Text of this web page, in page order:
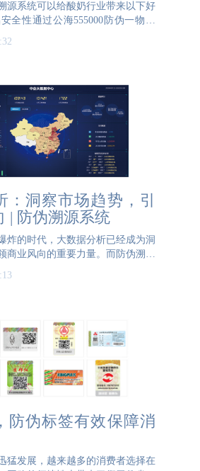
源系统可以给酸奶行业带来以下好
全性通过公海555000防伪一物一
产品都有一个独立的二维码，使得
和消费环节都可以被追踪。一旦发
：洞察市场趋势，引
| 防伪溯源系统
炸的时代，大数据分析已经成为洞
商业风向的重要力量。而防伪溯源
的数据收集与分析功能，正在为企
市场洞察力和竞争力。 防伪溯源
防伪标签有效保障消
猛发展，越来越多的消费者选择在